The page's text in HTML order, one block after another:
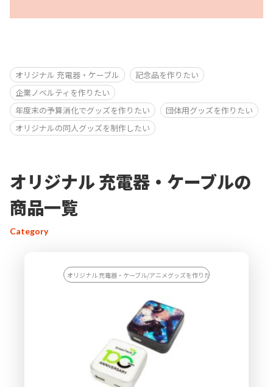
オリジナル 充電器・ケーブル
記念品を作りたい
企業ノベルティを作りたい
年度末の予算消化でグッズを作りたい
団体用グッズを作りたい
オリジナルの同人グッズを制作したい
オリジナル 充電器・ケーブルの
商品一覧
Category
オリジナル 充電器・ケーブル/アニメグッズを作りたい/アーティストの